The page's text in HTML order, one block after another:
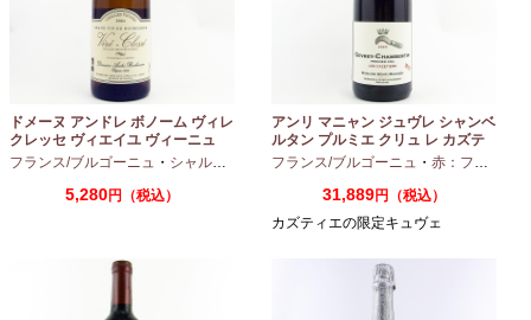
ドメーヌ アンドレ ボノーム ヴィレ
クレッセ ヴィエイユ ヴィーニュ
2024 750ml
フランス/ブルゴーニュ ・ シャルドネ
5,280円（税込）
アンリ マニャン ジュヴレ シャンベ
ルタン プルミエ クリュ レ カズテ
ィエ エルバージュ 24 モワ 2023
フランス/ブルゴーニュ ・ 赤：フルボディ
31,889円（税込）
カズティエの限定キュヴェ